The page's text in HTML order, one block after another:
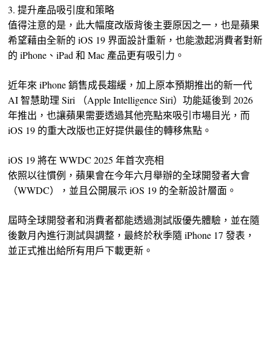
3. 提升產品吸引度和策略
值得注意的是，此大幅度改版背後主要原因之一，也是蘋果
希望藉由全新的 iOS 19 界面設計重新，也能激起消費者對新
的 iPhone、iPad 和 Mac 產品更有吸引力。
近年來 iPhone 銷售成長趨緩，加上原本預期推出的新一代
AI 智慧助理 Siri （Apple Intelligence Siri）功能延後到 2026
年推出，也讓蘋果需要透過其他亮點來吸引市場目光，而
iOS 19 的重大改版也正好提供最佳的轉移焦點。
iOS 19 將在 WWDC 2025 年首次亮相
依照以往慣例，蘋果會在今年六月舉辦的全球開發者大會
（WWDC），並且公開展示 iOS 19 的全新設計層面。
屆時全球開發者和消費者都能透過測試版優先體驗，並在隨
後數月內進行測試與調整，最終於秋季隨 iPhone 17 發表，
並正式推出給所有用戶下載更新。